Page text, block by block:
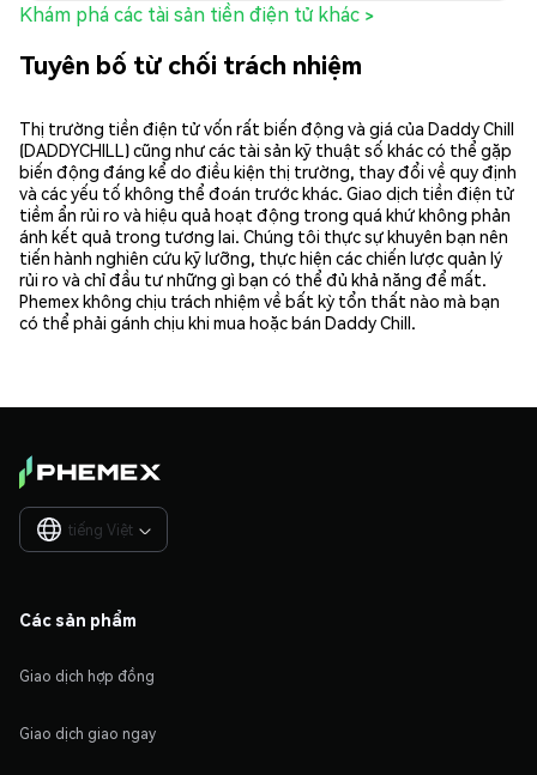
Khám phá các tài sản tiền điện tử khác >
Tuyên bố từ chối trách nhiệm
Thị trường tiền điện tử vốn rất biến động và giá của Daddy Chill
(DADDYCHILL) cũng như các tài sản kỹ thuật số khác có thể gặp
biến động đáng kể do điều kiện thị trường, thay đổi về quy định
và các yếu tố không thể đoán trước khác. Giao dịch tiền điện tử
tiềm ẩn rủi ro và hiệu quả hoạt động trong quá khứ không phản
ánh kết quả trong tương lai. Chúng tôi thực sự khuyên bạn nên
tiến hành nghiên cứu kỹ lưỡng, thực hiện các chiến lược quản lý
rủi ro và chỉ đầu tư những gì bạn có thể đủ khả năng để mất.
Phemex không chịu trách nhiệm về bất kỳ tổn thất nào mà bạn
có thể phải gánh chịu khi mua hoặc bán Daddy Chill.
tiếng Việt 
Các sản phẩm
Giao dịch hợp đồng
Giao dịch giao ngay